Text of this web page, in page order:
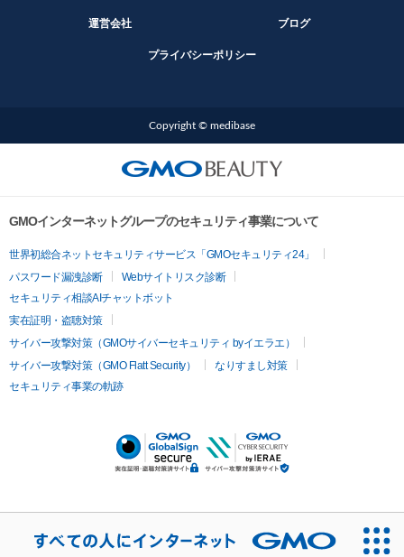
運営会社 ブログ
プライバシーポリシー
Copyright © medibase
GMOインターネットグループのセキュリティ事業について
世界初総合ネットセキュリティサービス「GMOセキュリティ24」
パスワード漏洩診断
Webサイトリスク診断
セキュリティ相談AIチャットボット
実在証明・盗聴対策
サイバー攻撃対策（GMOサイバーセキュリティ byイエラエ）
サイバー攻撃対策（GMO Flatt Security）
なりすまし対策
セキュリティ事業の軌跡